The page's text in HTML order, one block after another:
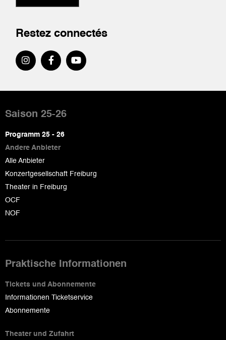
Restez connectés
de
page
Saison 25-26
Programm 25 - 26
Andere Anbieter
Alle Anbieter
Konzertgesellschaft Freiburg
Theater in Freiburg
OCF
NOF
Praktische Informationen
Tickets und Abonnemente
Informationen Ticketservice
Abonnemente
Theater und Zufahrt